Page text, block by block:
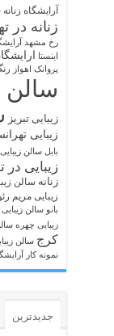
آرایشگاه
زنانه در
رخ مشهد
اینستا
پروانک اهواز
سالن
زیبایی تبریز
زیبایی
بابل سالن
زیبایی در
زنانه سالن
زیبایی مریم
بانو سالن
زیبایی چهره
کرج سالن
نمونه کار
جدیدترین